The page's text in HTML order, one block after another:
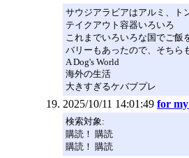
サウジアラビアはアルミ、ト
テイクアウト容器いろいろ
これまでいろいろな国でご飯
バリーもあったので、そちら
A Dog's World
海外の生活
大きすぎるケバブプレ
2025/10/11 14:01:49 for
検索対象:
購読！ 購読
購読！ 購読